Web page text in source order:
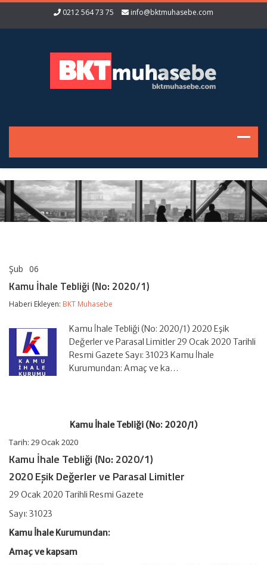
0212 564 73 75 info@bktmuhasebe.com
Şub 06
Tebliği
(No:
2020/1)
Kamu İhale Tebliği (No: 2020/1)
Haberi Ekleyen: BKT Muhasebe
Kamu İhale Tebliği (No: 2020/1) 2020 Eşik
Değerler ve Parasal Limitler 29 Ocak 2020 Tarihli
Resmi Gazete Sayı: 31023 Kamu İhale
Kurumundan: Amaç ve ka…
Kamu İhale Tebliği (No: 2020/1)
Tarih: 29 Ocak 2020
Kamu İhale Tebliği (No: 2020/1)
2020 Eşik Değerler ve Parasal Limitler
29 Ocak 2020 Tarihli Resmi Gazete
Sayı: 31023
Kamu İhale Kurumundan:
Amaç ve kapsam